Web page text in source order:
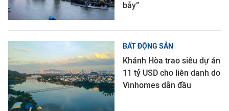
bẫy”
BẤT ĐỘNG SẢN
Khánh Hòa trao siêu dự án
11 tỷ USD cho liên danh do
Vinhomes dẫn đầu